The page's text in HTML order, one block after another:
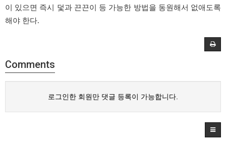
이 있으면 즉시 덫과 끈끈이 등 가능한 방법을 동원해서 없애도록
해야 한다.
Comments
로그인한 회원만 댓글 등록이 가능합니다.